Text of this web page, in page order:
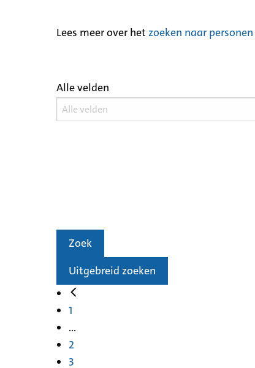
Lees meer over het zoeken naar personen
Alle velden
Zoek
Uitgebreid zoeken
1
...
2
3